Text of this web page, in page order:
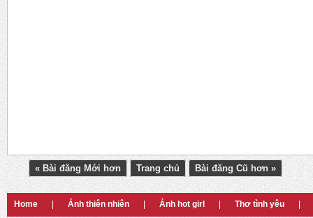
« Bài đăng Mới hơn Trang chủ Bài đăng Cũ hơn »
Home Ảnh thiên nhiên Ảnh hot girl Thơ tình yêu